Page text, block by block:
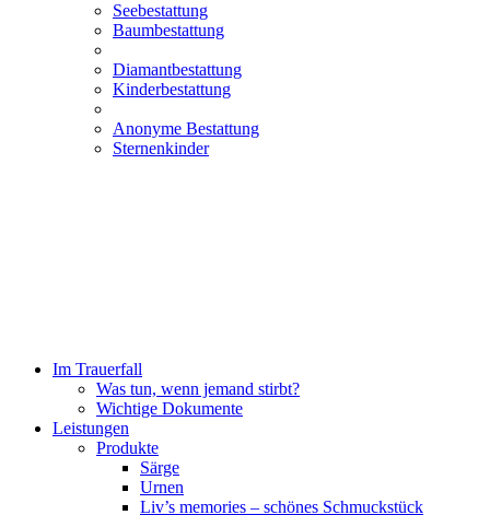
Seebestattung
Baumbestattung
Diamantbestattung
Kinderbestattung
Anonyme Bestattung
Sternenkinder
Im Trauerfall
Was tun, wenn jemand stirbt?
Wichtige Dokumente
Leistungen
Produkte
Särge
Urnen
Liv’s memories – schönes Schmuckstück